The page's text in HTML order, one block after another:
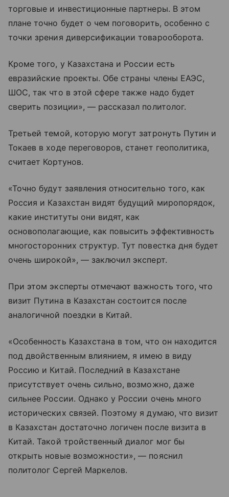
торговые и инвестиционные партнеры. В этом
плане точно будет о чем поговорить, особенно с
точки зрения диверсификации товарооборота.
Кроме того, у Казахстана и России есть
евразийские проекты. Обе страны члены ЕАЭС,
ШОС, так что в этой сфере также надо будет
сверить позиции», — рассказал политолог.
Третьей темой, которую могут затронуть Путин и
Токаев в ходе переговоров, станет геополитика,
считает Кортунов.
«Точно будут заявления относительно того, как
Россия и Казахстан видят будущий миропорядок,
какие институты они видят, как
основополагающие, как повысить эффективность
многосторонних структур. Тут повестка дня будет
очень широкой», — заключил эксперт.
При этом эксперты отмечают важность того, что
визит Путина в Казахстан состоится после
аналогичной поездки в Китай.
«Особенность Казахстана в том, что он находится
под двойственным влиянием, я имею в виду
Россию и Китай. Последний в Казахстане
присутствует очень сильно, возможно, даже
сильнее России. Однако у России очень много
исторических связей. Поэтому я думаю, что визит
в Казахстан достаточно логичен после визита в
Китай. Такой тройственный диалог мог бы
открыть новые возможности», — пояснил
политолог Сергей Маркелов.